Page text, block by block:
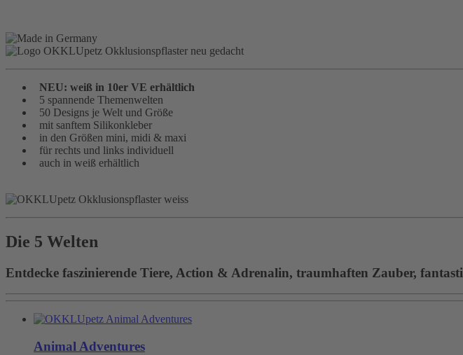
NEU: weiß in 10er VE erhältlich
5 spannende Themenwelten
50 Designs je Welt und Größe
mit sanftem Silikonkleber
in den Größen mini, midi & maxi
für rechts und links individuell
auch in weiß erhältlich
Die 5 Welten
Entdecke faszinierende Tiere, Action & Adrenalin, traumhaften Zauber,
Animal Adventures